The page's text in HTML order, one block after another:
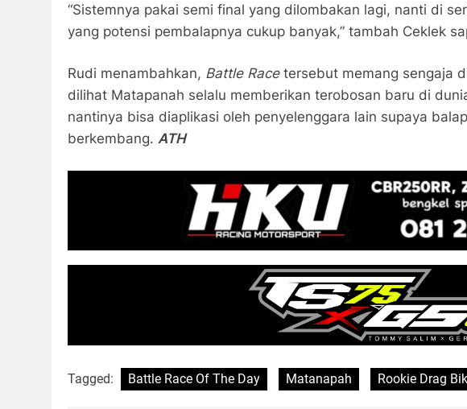
“Sistemnya pakai semi final yang dilombakan lagi, nanti di
yang potensi pembalapnya cukup banyak,” tambah Ceklek
Rudi menambahkan, Battle Racetersebut memang sengaja
dilihat Matapanah selalu memberikan terobosan baru di
nantinya bisa diaplikasi oleh penyelenggara lain supaya
berkembang. ATH
Tagged: Battle Race Of The Day Matanapah Rookie Drag